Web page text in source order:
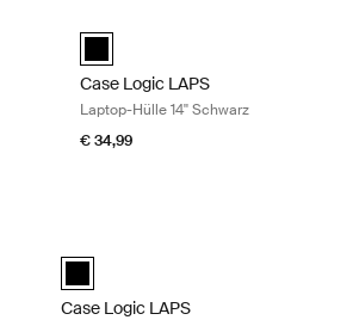
Schwarz (selected)
Case Logic LAPS laptop sleeve 14''
Case Logic LAPS
Laptop-Hülle 14'' Schwarz
€ 34,99
(selected)Case Logic LAPS sleeve 13" Schwarz
Case Logic LAPS